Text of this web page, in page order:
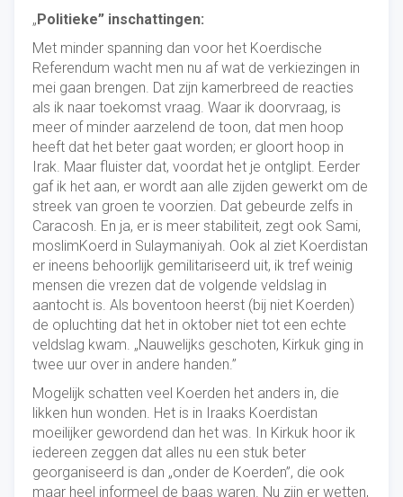
„Politieke” inschattingen:
Met minder spanning dan voor het Koerdische
Referendum wacht men nu af wat de verkiezingen in
mei gaan brengen. Dat zijn kamerbreed de reacties
als ik naar toekomst vraag. Waar ik doorvraag, is
meer of minder aarzelend de toon, dat men hoop
heeft dat het beter gaat worden; er gloort hoop in
Irak. Maar fluister dat, voordat het je ontglipt. Eerder
gaf ik het aan, er wordt aan alle zijden gewerkt om de
streek van groen te voorzien. Dat gebeurde zelfs in
Caracosh. En ja, er is meer stabiliteit, zegt ook Sami,
moslimKoerd in Sulaymaniyah. Ook al ziet Koerdistan
er ineens behoorlijk gemilitariseerd uit, ik tref weinig
mensen die vrezen dat de volgende veldslag in
aantocht is. Als boventoon heerst (bij niet Koerden)
de opluchting dat het in oktober niet tot een echte
veldslag kwam. „Nauwelijks geschoten, Kirkuk ging in
twee uur over in andere handen.”
Mogelijk schatten veel Koerden het anders in, die
likken hun wonden. Het is in Iraaks Koerdistan
moeilijker gewordend dan het was. In Kirkuk hoor ik
iedereen zeggen dat alles nu een stuk beter
georganiseerd is dan „onder de Koerden”, die ook
maar heel informeel de baas waren. Nu zijn er wetten,